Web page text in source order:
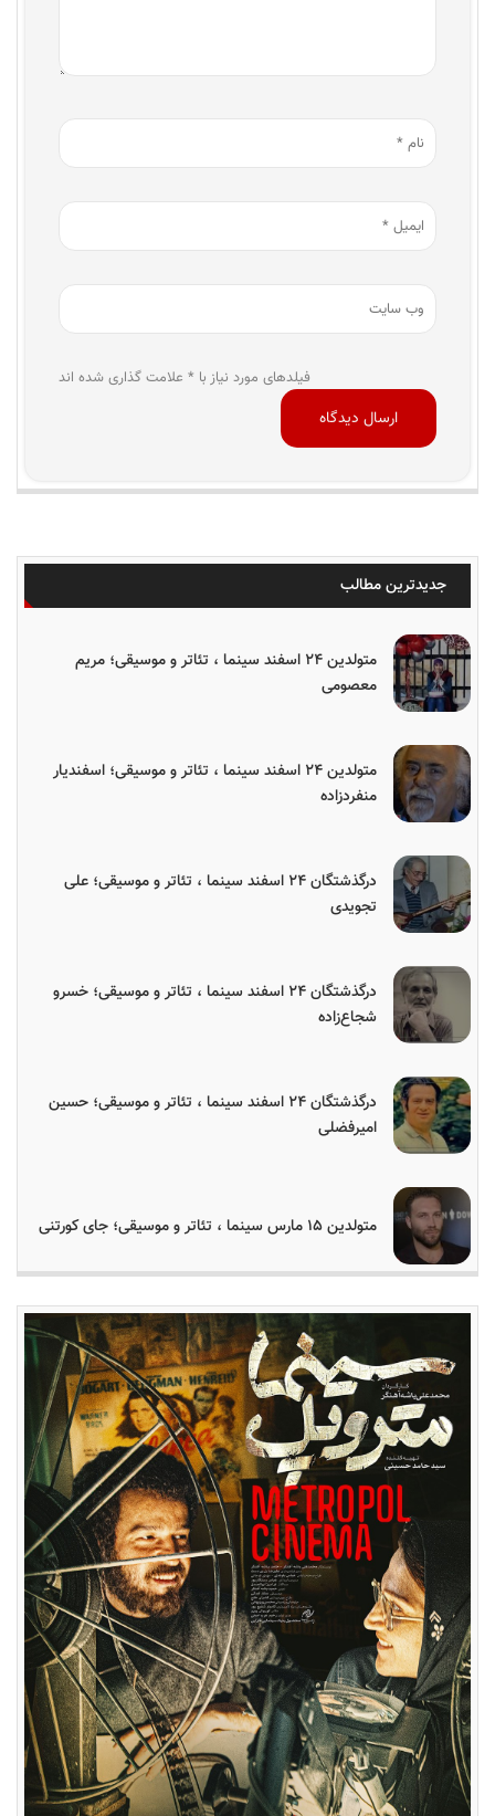
فیلدهای مورد نیاز با * علامت گذاری شده اند
جدیدترین مطالب
متولدین ۲۴ اسفند سینما ، تئاتر و موسیقی؛ مریم
معصومی
متولدین ۲۴ اسفند سینما ، تئاتر و موسیقی؛ اسفندیار
منفردزاده
درگذشتگان ۲۴ اسفند سینما ، تئاتر و موسیقی؛ علی
تجویدی
درگذشتگان ۲۴ اسفند سینما ، تئاتر و موسیقی؛ خسرو
شجاع‌زاده
درگذشتگان ۲۴ اسفند سینما ، تئاتر و موسیقی؛ حسین
امیرفضلی
متولدین ۱۵ مارس سینما ، تئاتر و موسیقی؛ جای کورتنی